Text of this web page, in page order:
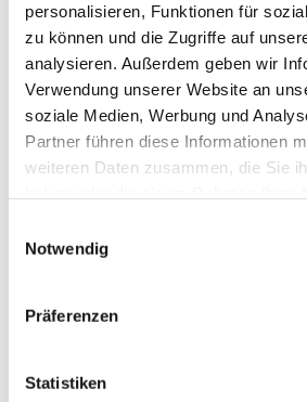
personalisieren, Funktionen für
zu können und die Zugriffe auf
analysieren. Außerdem geben wir
Verwendung unserer Website an
soziale Medien, Werbung und
Partner führen diese Informationen
weiteren Daten zusammen, die Sie
Notwendig
Präferenzen
Statistiken